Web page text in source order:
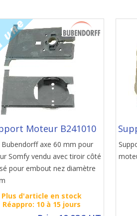
Moteur B241010
Bubendorff axe 60 mm pour
Somfy vendu avec tiroir côté
pour embout nez diamètre
Plus d'article en stock
Réappro: 10 à 15 jours